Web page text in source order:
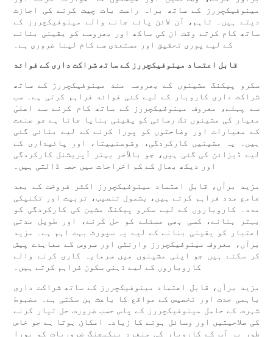
مینوفیکچررز کے ساتھ براہ راست بات چیت کرنے کی اجازت
دیتے ہیں۔ تاہم، آن لائن پائے جانے والے مینوفیکچررز کے
ساتھ کام کرتے وقت ان کی ساکھ اور بھروسے کو یقینی بنانے
کے لیے پوری تحقیق اور مستعدی سے کام لینا ضروری ہے۔
قابل اعتماد مینوفیکچررز کے ساتھ شراکت داری کے فوائد
سکرو پیکنگ مشینوں کے بھروسہ مند مینوفیکچررز کے ساتھ
شراکت داری کاروبار کے لیے کئی فوائد فراہم کرتی ہے۔ سب
سے پہلے، معروف مینوفیکچررز کے ساتھ کام کرنے سے اعلیٰ
معیار کی مشینوں تک رسائی کو یقینی بنایا جاتا ہے جو صنعت
کے معیارات اور وضاحتوں کو پورا کرنے کے لیے بنائی گئی
ہیں۔ یہ مشینیں کارکردگی، وشوسنییتا، اور پائیداری کے
لیے ڈیزائن کی گئی ہیں، جو بالآخر بہتر آپریشنل کارکردگی
اور دیکھ بھال کے کم اخراجات میں حصہ ڈالتی ہیں۔
مزید برآں، قابل اعتماد مینوفیکچررز اکثر فروخت کے بعد
جامع مدد فراہم کرتے ہیں، بشمول تنصیب، تربیت اور تکنیکی
مدد۔ کاروباروں کے لیے سکرو پیکنگ مشین کی کارکردگی کو
بہتر بنانے، کسی بھی مسئلے کو حل کرنے، اور طویل مدتی
اعتبار کو یقینی بنانے کے لیے یہ سپورٹ بہت اہم ہے۔ مزید
برآں، معروف مینوفیکچررز وارنٹی اور سروس کے معاہدے پیش
کر سکتے ہیں جو اپنی مشینوں میں سرمایہ کاری کرنے والے
کاروباروں کے لیے ذہنی سکون فراہم کرتے ہیں۔
مزید برآں، قابل اعتماد مینوفیکچررز کے ساتھ شراکت داری
باہمی جدت اور تخصیص کے مواقع کا باعث بن سکتی ہے۔ مضبوط
شہرت کے حامل مینوفیکچررز کے پاس حسب ضرورت حل تیار کرنے
کی صلاحیتیں اور وسائل ہونے کا زیادہ امکان ہوتا ہے جو خاص
طور پر آپ کے کاروبار کی منفرد پیکیجنگ ضروریات کو پورا